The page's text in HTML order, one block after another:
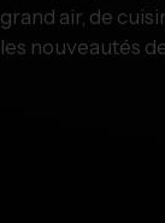
grand air, de
les nouveautés